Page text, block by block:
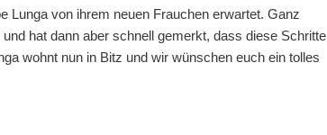
Lunga von ihrem neuen Frauchen erwartet. Ganz
hat dann aber schnell gemerkt, dass diese Schritte
wohnt nun in Bitz und wir wünschen euch ein tolles